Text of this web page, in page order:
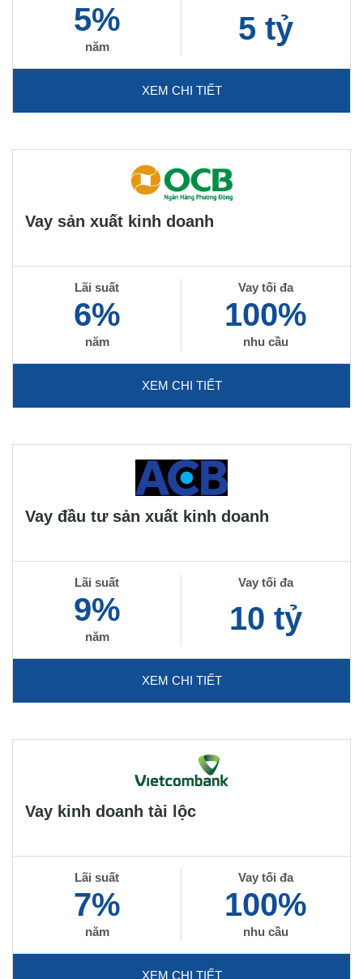
5%
năm
5 tỷ
XEM CHI TIẾT
Vay sản xuất kinh doanh
Lãi suất
6%
năm
Vay tối đa
100%
nhu cầu
XEM CHI TIẾT
Vay đầu tư sản xuất kinh doanh
Lãi suất
9%
năm
Vay tối đa
10 tỷ
XEM CHI TIẾT
Vay kinh doanh tài lộc
Lãi suất
7%
năm
Vay tối đa
100%
nhu cầu
XEM CHI TIẾT